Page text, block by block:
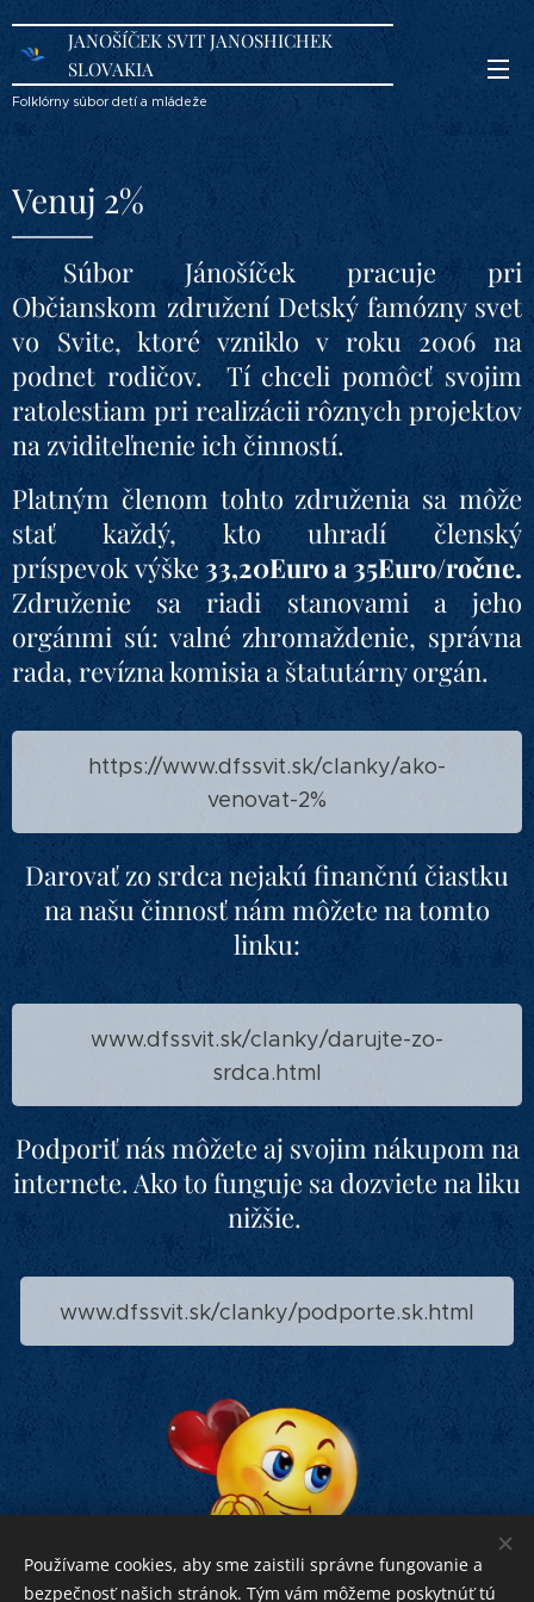
JANOŠÍČEK SVIT JANOSHICHEK
SLOVAKIA
Folklórny súbor detí a mládeže
Venuj 2%
Súbor Jánošíček pracuje pri
Občianskom združení Detský famózny svet
vo Svite, ktoré vzniklo v roku 2006 na
podnet rodičov. Tí chceli pomôcť svojim
ratolestiam pri realizácii rôznych projektov
na zviditeľnenie ich činností.
Platným členom tohto združenia sa môže
stať každý, kto uhradí členský
príspevok výške 33,20Euro a 35Euro/ročne.
Združenie sa riadi stanovami a jeho
orgánmi sú: valné zhromaždenie, správna
rada, revízna komisia a štatutárny orgán.
https://www.dfssvit.sk/clanky/ako-
venovat-2%
Darovať zo srdca nejakú finančnú čiastku
na našu činnosť nám môžete na tomto
linku:
www.dfssvit.sk/clanky/darujte-zo-
srdca.html
Podporiť nás môžete aj svojim nákupom na
internete. Ako to funguje sa dozviete na liku
nižšie.
www.dfssvit.sk/clanky/podporte.sk.html
Používame cookies, aby sme zaistili správne fungovanie a
bezpečnosť našich stránok. Tým vám môžeme poskytnúť tú